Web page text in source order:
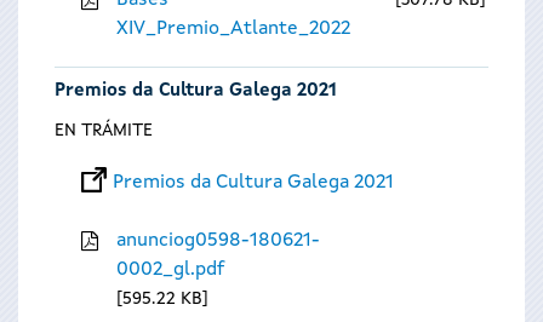
XIV_Premio_Atlante_2022
Premios da Cultura Galega 2021
EN TRÁMITE
Premios da Cultura Galega 2021
anunciog0598-180621-
0002_gl.pdf
595.22 KB